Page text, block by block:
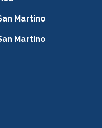
Martino
Martino